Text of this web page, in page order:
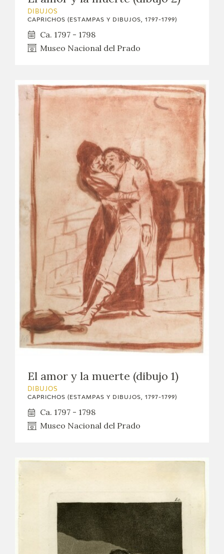
DIBUJOS
CAPRICHOS (ESTAMPAS Y DIBUJOS, 1797-1799)
Ca. 1797 - 1798
Museo Nacional del Prado
El amor y la muerte (dibujo 1)
DIBUJOS
CAPRICHOS (ESTAMPAS Y DIBUJOS, 1797-1799)
Ca. 1797 - 1798
Museo Nacional del Prado